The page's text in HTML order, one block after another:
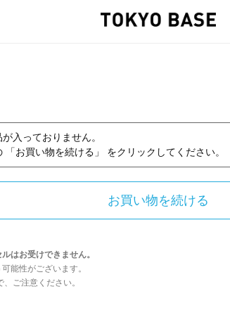
入っておりません。
お買い物を続ける」 をクリックしてください。
はお受けできません。
能性がございます。
ご注意ください。